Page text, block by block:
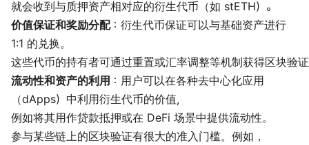
就会收到与质押资产相对应的衍生代币（如 stETH）。
价值保证和奖励分配：衍生代币保证可以与基础资产进行
1:1 的兑换。
这些代币的持有者可通过重置或汇率调整等机制获得区块验
流动性和资产的利用 ：用户可以在各种去中心化应用
（dApps）中利用衍生代币的价值，
例如将其用作贷款抵押或在 DeFi 场景中提供流动性。
参与某些链上的区块验证有很大的准入门槛。例如，